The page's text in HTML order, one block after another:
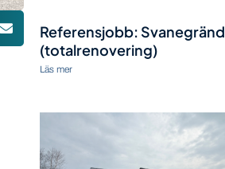
Referensjobb: Svanegränd
(totalrenovering)
Läs mer